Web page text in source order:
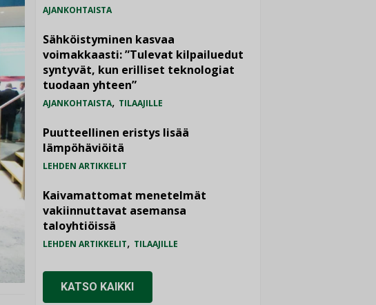
AJANKOHTAISTA
Sähköistyminen kasvaa
voimakkaasti: ”Tulevat kilpailuedut
syntyvät, kun erilliset teknologiat
tuodaan yhteen”
AJANKOHTAISTA, TILAAJILLE
Puutteellinen eristys lisää
lämpöhäviöitä
LEHDEN ARTIKKELIT
Kaivamattomat menetelmät
vakiinnuttavat asemansa
taloyhtiöissä
LEHDEN ARTIKKELIT, TILAAJILLE
KATSO KAIKKI